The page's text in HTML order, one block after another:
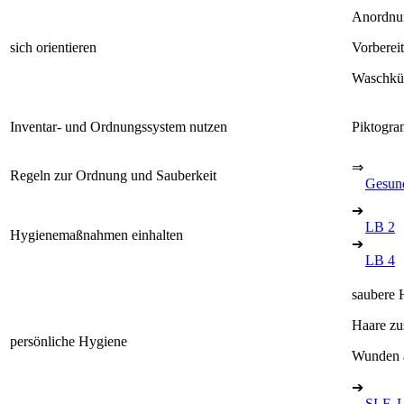
sich orientieren
Inventar- und Ordnungssystem nutzen
Regeln zur Ordnung und Sauberkeit
⇒
Hygienemaßnahmen einhalten
➔
LB 2
➔
LB 4
persönliche Hygiene
saubere
Haare
Wunden
➔